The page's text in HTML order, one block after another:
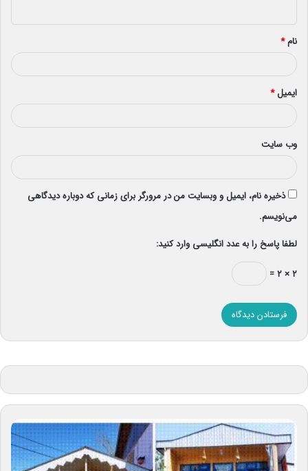
*
نام*
ایمیل*
وب‌ سایت
ذخیره نام، ایمیل و وبسایت من در مرورگر برای زمانی که دوباره دیدگاهی
می‌نویسم.
لطفا پاسخ را به عدد انگلیسی وارد کنید:
۲ × ۲ =